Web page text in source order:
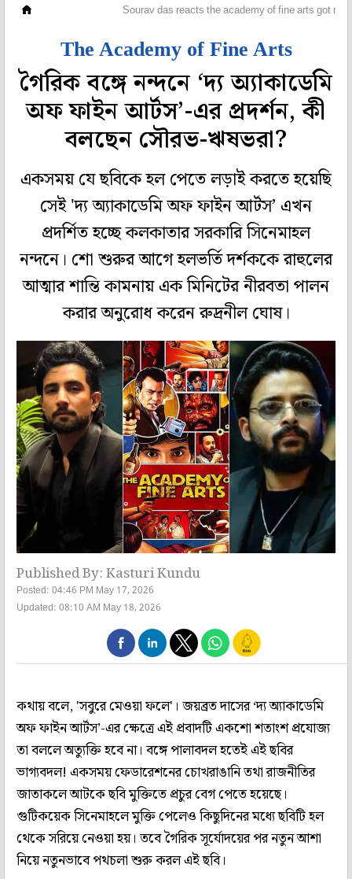
Sourav das reacts the academy of fine arts got
The Academy of Fine Arts
গৈরিক বঙ্গে নন্দনে ‘দ্য অ্যাকাডেমি
অফ ফাইন আর্টস’-এর প্রদর্শন, কী
বলছেন সৌরভ-ঋষভরা?
একসময় যে ছবিকে হল পেতে লড়াই করতে হয়েছি
সেই 'দ্য অ্যাকাডেমি অফ ফাইন আর্টস’ এখন
প্রদর্শিত হচ্ছে কলকাতার সরকারি সিনেমাহল
নন্দনে। শো শুরুর আগে হলভর্তি দর্শককে রাহুলের
আত্মার শান্তি কামনায় এক মিনিটের নীরবতা পালন
করার অনুরোধ করেন রুদ্রনীল ঘোষ।
Published By: Kasturi Kundu
Posted: 04:46 PM May 17, 2026
Updated: 08:10 AM May 18, 2026
কথায় বলে, 'সবুরে মেওয়া ফলে'। জয়ব্রত দাসের ‘দ্য অ্যাকাডেমি
অফ ফাইন আর্টস’-এর ক্ষেত্রে এই প্রবাদটি একশো শতাংশ প্রযোজ্য
তা বললে অত্যুক্তি হবে না। বঙ্গে পালাবদল হতেই এই ছবির
ভাগ্যবদল! একসময় ফেডারেশনের চোখরাঙানি তথা রাজনীতির
জাতাকলে আটকে ছবি মুক্তিতে প্রচুর বেগ পেতে হয়েছে।
গুটিকয়েক সিনেমাহলে মুক্তি পেলেও কিছুদিনের মধ্যে ছবিটি হল
থেকে সরিয়ে নেওয়া হয়। তবে গৈরিক সূর্যোদয়ের পর নতুন আশা
নিয়ে নতুনভাবে পথচলা শুরু করল এই ছবি।